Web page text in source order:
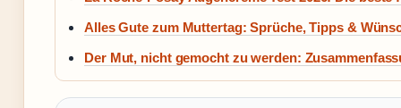
Alles Gute zum Muttertag: Sprüche, Tipps &
Der Mut, nicht gemocht zu werden: